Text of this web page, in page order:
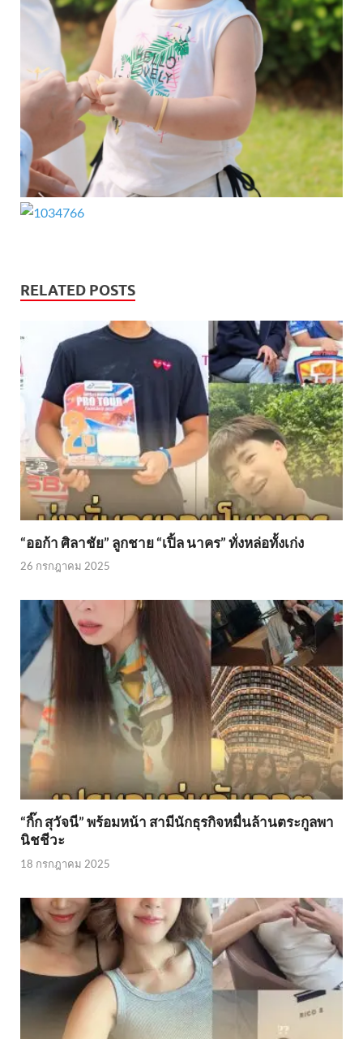
RELATED POSTS
“ออก้า ศิลาชัย” ลูกชาย “เปิ้ล นาคร” ทั่งหล่อทั้งเก่ง
26 กรกฎาคม 2025
“กิ๊ก สุวัจนี” พร้อมหน้า สามีนักธุรกิจหมื่นล้านตระกูลพา
นิชชีวะ
18 กรกฎาคม 2025